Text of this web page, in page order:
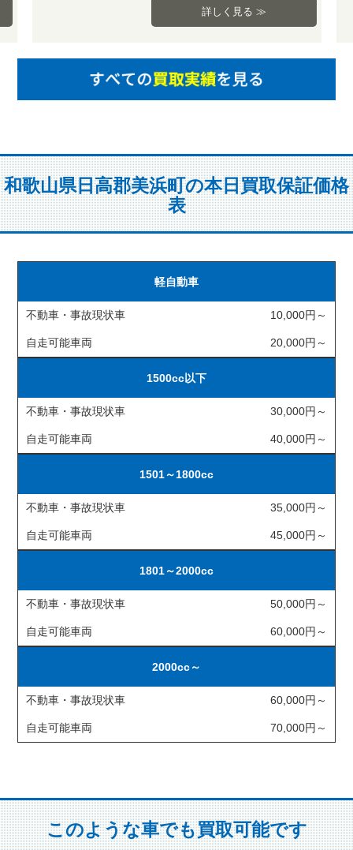
詳しく見る ≫
和歌山県日高郡美浜町の本日買取保証価格
表
軽自動車
不動車・事故現状車 10,000円～
自走可能車両 20,000円～
1500cc以下
不動車・事故現状車 30,000円～
自走可能車両 40,000円～
1501～1800cc
不動車・事故現状車 35,000円～
自走可能車両 45,000円～
1801～2000cc
不動車・事故現状車 50,000円～
自走可能車両 60,000円～
2000cc～
不動車・事故現状車 60,000円～
自走可能車両 70,000円～
このような車でも買取可能です